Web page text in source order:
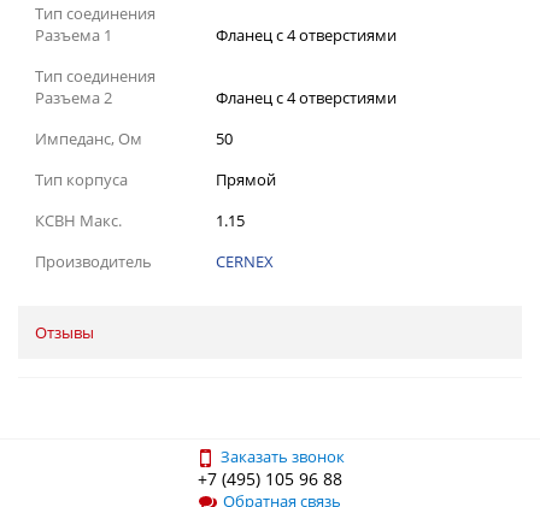
Тип соединения
Разъема 1
Фланец с 4 отверстиями
Тип соединения
Разъема 2
Фланец с 4 отверстиями
Импеданс, Ом
50
Тип корпуса
Прямой
КСВН Макс.
1.15
Производитель
CERNEX
Отзывы
Заказать звонок
+7 (495) 105 96 88
Обратная связь